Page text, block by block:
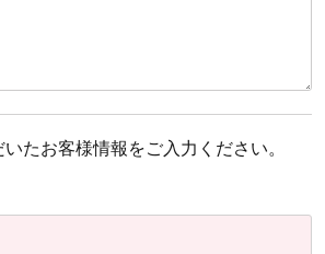
たお客様情報をご入力ください。